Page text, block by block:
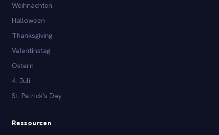
Weihnachten
Halloween
Thanksgiving
Valentinstag
Ostern
4. Juli
St. Patrick's Day
Ressourcen